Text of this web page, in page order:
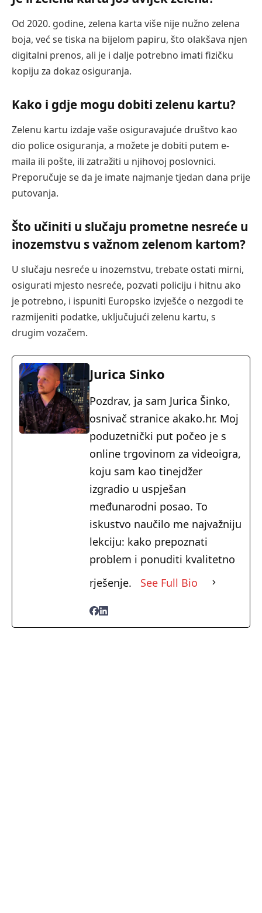
Od 2020. godine, zelena karta više nije nužno zelena
boja, već se tiska na bijelom papiru, što olakšava njen
digitalni prenos, ali je i dalje potrebno imati fizičku
kopiju za dokaz osiguranja.
Kako i gdje mogu dobiti zelenu kartu?
Zelenu kartu izdaje vaše osiguravajuće društvo kao
dio police osiguranja, a možete je dobiti putem e-
maila ili pošte, ili zatražiti u njihovoj poslovnici.
Preporučuje se da je imate najmanje tjedan dana prije
putovanja.
Što učiniti u slučaju prometne nesreće u
inozemstvu s važnom zelenom kartom?
U slučaju nesreće u inozemstvu, trebate ostati mirni,
osigurati mjesto nesreće, pozvati policiju i hitnu ako
je potrebno, i ispuniti Europsko izvješće o nezgodi te
razmijeniti podatke, uključujući zelenu kartu, s
drugim vozačem.
Jurica Sinko
Pozdrav, ja sam Jurica Šinko,
osnivač stranice akako.hr. Moj
poduzetnički put počeo je s
online trgovinom za videoigra,
koju sam kao tinejdžer
izgradio u uspješan
međunarodni posao. To
iskustvo naučilo me najvažniju
lekciju: kako prepoznati
problem i ponuditi kvalitetno
rješenje.
See Full Bio